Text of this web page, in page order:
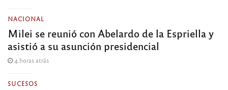
NACIONAL
Milei se reunió con Abelardo de la Espriella y
asistió a su asunción presidencial
4 horas atrás
SUCESOS